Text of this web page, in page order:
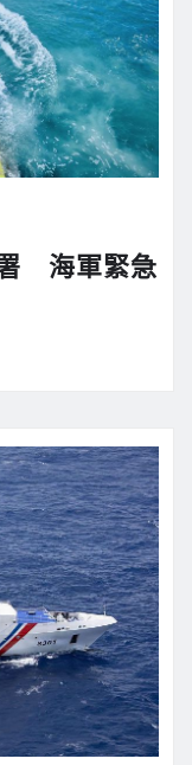
海軍緊急